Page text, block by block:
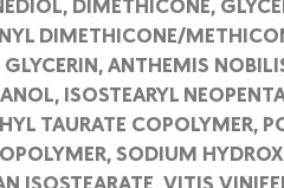
DIMETHICONE,
DIMETHICONE/
ANTHEMIS
ISOSTEARYL
TAURATE COPOLYMER,
SODIUM
ISOSTEARATE, VITIS